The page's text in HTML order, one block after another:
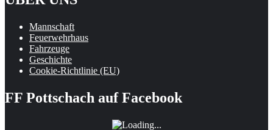
Mannschaft
Feuerwehrhaus
Fahrzeuge
Geschichte
Cookie-Richtlinie (EU)
FF Pottschach auf Facebook